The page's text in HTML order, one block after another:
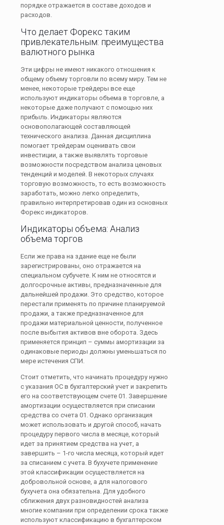
порядке отражается в составе доходов и
расходов.
Что делает Форекс таким
привлекательным: преимущества
валютного рынка
Эти цифры не имеют никакого отношения к
общему объему торговли по всему миру. Тем не
менее, некоторые трейдеры все еще
используют индикаторы объема в торговле, а
некоторые даже получают с помощью них
прибыль. Индикаторы являются
основополагающей составляющей
технического анализа. Данная дисциплина
помогает трейдерам оценивать свои
инвестиции, а также выявлять торговые
возможности посредством анализа ценовых
тенденций и моделей. В некоторых случаях
торговую возможность, то есть возможность
заработать, можно легко определить,
правильно интерпретировав один из основных
Форекс индикаторов.
Индикаторы объема: Анализ
объема торгов
Если же права на здание еще не были
зарегистрированы, оно отражается на
специальном субучете. К ним не относятся и
долгосрочные активы, предназначенные для
дальнейшей продажи. Это средство, которое
перестали применять по причине планируемой
продажи, а также предназначенное для
продажи материальной ценности, полученное
после выбытия активов вне оборота. Здесь
применяется принцип – суммы амортизации за
одинаковые периоды должны уменьшаться по
мере истечения СПИ.
Стоит отметить, что начинать процедуру нужно
с указания ОС в бухгалтерский учет и закрепить
его на соответствующем счете 01. Завершение
амортизации осуществляется при списании
средства со счета 01. Однако организация
может использовать и другой способ, начать
процедуру первого числа в месяце, который
идет за принятием средства на учет, а
завершить – 1-го числа месяца, который идет
за списанием с учета. В бухучете применение
этой классификации осуществляется на
добровольной основе, а для налогового
бухучета она обязательна. Для удобного
сближения двух разновидностей анализа
многие компании при определении срока также
используют классификацию в бухгалтерском